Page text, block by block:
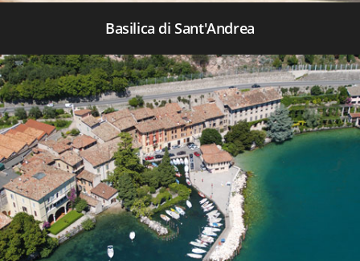
Basilica di Sant'Andrea